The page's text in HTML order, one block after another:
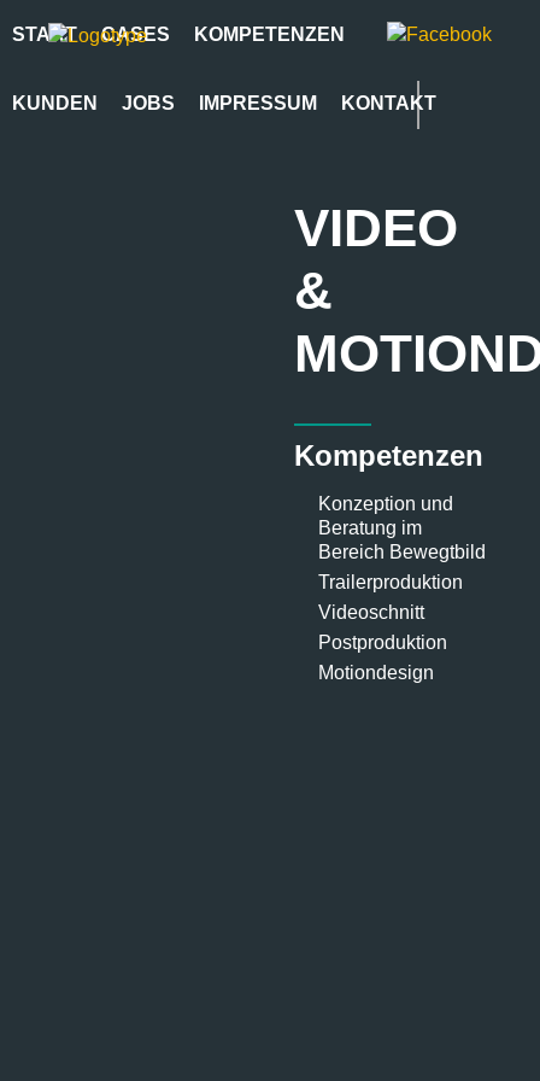
START CASES KOMPETENZEN
KUNDEN JOBS IMPRESSUM KONTAKT
VIDEO
&
Kompetenzen
Konzeption und
Beratung im
Bereich Bewegtbild
Trailerproduktion
Videoschnitt
Postproduktion
Motiondesign